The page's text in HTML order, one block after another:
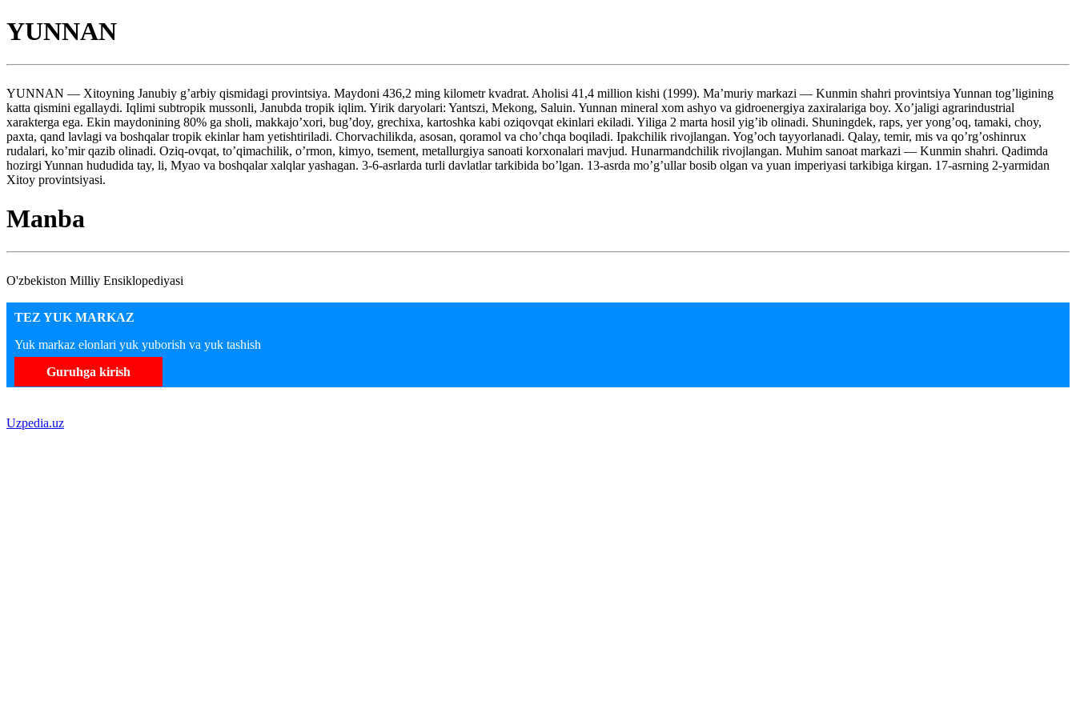
YUNNAN
YUNNAN — Xitoyning Janubiy g’arbiy qismidagi provintsiya. Maydoni 436,2 ming kilometr kvadrat. Aholisi 41,4 million kishi (1999). Ma’muriy markazi — Kunmin shahri provintsiya Yunnan tog’ligining
katta qismini egallaydi. Iqlimi subtropik mussonli, Janubda tropik iqlim. Yirik daryolari: Yantszi, Mekong, Saluin. Yunnan mineral xom ashyo va gidroenergiya zaxiralariga boy. Xo’jaligi agrarindustrial
xarakterga ega. Ekin maydonining 80% ga sholi, makkajo’xori, bug’doy, grechixa, kartoshka kabi oziqovqat ekinlari ekiladi. Yiliga 2 marta hosil yig’ib olinadi. Shuningdek, raps, yer yong’oq, tamaki, choy,
paxta, qand lavlagi va boshqalar tropik ekinlar ham yetishtiriladi. Chorvachilikda, asosan, qoramol va cho’chqa boqiladi. Ipakchilik rivojlangan. Yog’och tayyorlanadi. Qalay, temir, mis va qo’rg’oshinrux
rudalari, ko’mir qazib olinadi. Oziq-ovqat, to’qimachilik, o’rmon, kimyo, tsement, metallurgiya sanoati korxonalari mavjud. Hunarmandchilik rivojlangan. Muhim sanoat markazi — Kunmin shahri. Qadimda
hozirgi Yunnan hududida tay, li, Myao va boshqalar xalqlar yashagan. 3-6-asrlarda turli davlatlar tarkibida bo’lgan. 13-asrda mo’g’ullar bosib olgan va yuan imperiyasi tarkibiga kirgan. 17-asrning 2-yarmidan
Xitoy provintsiyasi.
Manba
O'zbekiston Milliy Ensiklopediyasi
TEZ YUK MARKAZ
Yuk markaz elonlari yuk yuborish va yuk tashish
Guruhga kirish
Uzpedia.uz